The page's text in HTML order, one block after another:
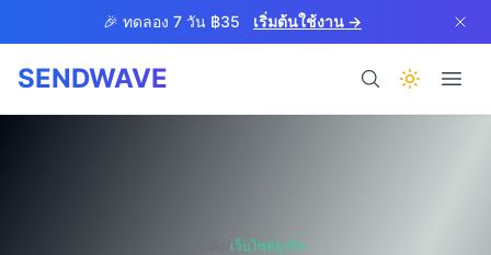
Skip to main content🎉 ทดลอง 7 วัน ฿35 เริ่มต้นใช้งาน →
SENDWAVE
เว็บไซต์ธุรกิจ